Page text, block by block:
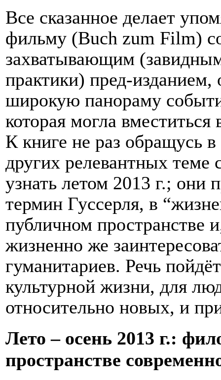
Все сказанное делает
фильму (Buch zum Film)
захватывающим
практики) пред-
широкую панораму
которая могла
К книге не раз обращусь
других релевантных теме
узнать летом 2013 г.; они
термин Гуссерля, в
публичном пространстве
жизненно же
гуманитариев. Речь
культурной жизни, для
относительно новых, и
Лето – осень 2013 г.:
пространстве